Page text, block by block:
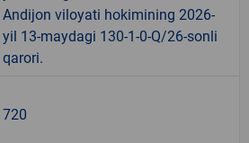
Andijon viloyati hokimining 2026-
yil 13-maydagi 130-1-0-Q/26-sonli
qarori.
720